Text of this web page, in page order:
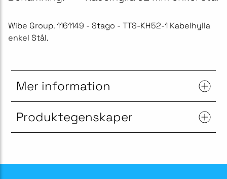
Wibe Group. 1161149 - Stago - TTS-KH52-1 Kabelhylla
enkel Stål.
Mer information
Produktegenskaper